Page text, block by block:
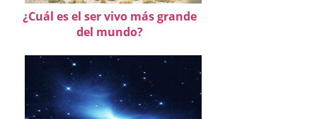
¿Cuál es el ser vivo más grande
del mundo?